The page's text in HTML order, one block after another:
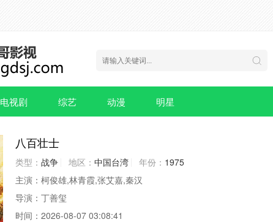
电视剧 综艺 动漫 明星
八百壮士
类型： 战争 地区： 中国台湾 年份： 1975
主演： 柯俊雄,林青霞,张艾嘉,秦汉
导演： 丁善玺
时间： 2026-08-07 03:08:41